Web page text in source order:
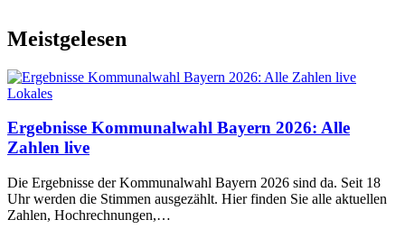
Meistgelesen
Lokales
Ergebnisse Kommunalwahl Bayern 2026: Alle
Zahlen live
Die Ergebnisse der Kommunalwahl Bayern 2026 sind da. Seit 18
Uhr werden die Stimmen ausgezählt. Hier finden Sie alle aktuellen
Zahlen, Hochrechnungen,…